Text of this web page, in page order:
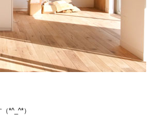
*^_^*）